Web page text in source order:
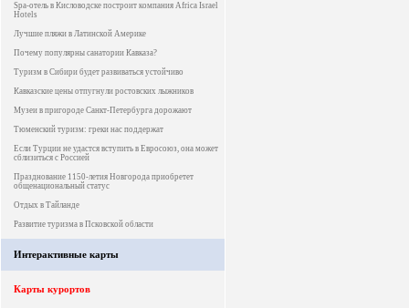
Spa-отель в Кисловодске построит компания Africa Israel
Hotels
Лучшие пляжи в Латинской Америке
Почему популярны санатории Кавказа?
Туризм в Сибири будет развиваться устойчиво
Кавказские цены отпугнули ростовских лыжников
Музеи в пригороде Санкт-Петербурга дорожают
Тюменский туризм: греки нас поддержат
Если Турции не удастся вступить в Евросоюз, она может
сблизиться с Россией
Празднование 1150-летия Новгорода приобретет
общенациональный статус
Отдых в Тайланде
Развитие туризма в Псковской области
Интерактивные карты
Карты курортов